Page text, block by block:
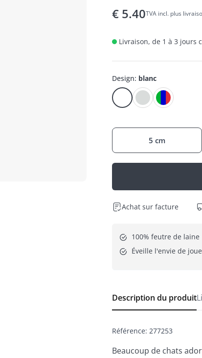
€ 5.40TVA incl. plus
Livraison, de 1 à 3 jours
Design: blanc
5 cm
Achat sur facture
100% feutre de laine
Éveille l'envie de
Description du produit
Référence: 277253
Beaucoup de chats